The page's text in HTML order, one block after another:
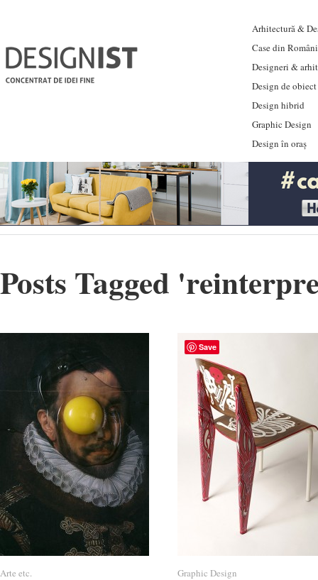
Arhitectură &
Case din
Designeri &
Design de obiect
Design hibrid
Graphic Design
Design în oraș
Posts Tagged '
Arte etc.
Arte etc. Graphic Design
Graphic Design
Save